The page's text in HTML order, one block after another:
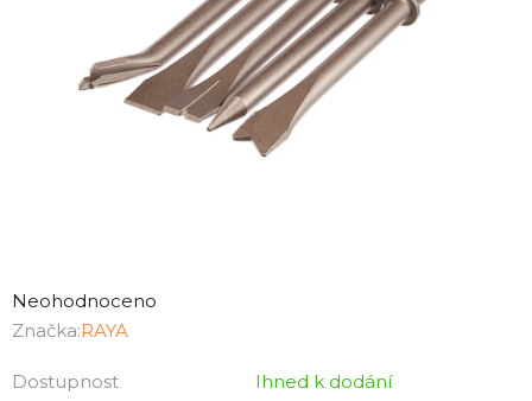
hodnocení
produktu
0,0
Neohodnoceno
Značka:RAYA
Dostupnost
Ihned k dodání